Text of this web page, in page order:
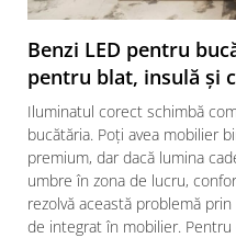
Benzi LED pentru
pentru blat, insulă și
Iluminatul corect schimbă
bucătăria. Poți avea mobilier
premium, dar dacă lumina
umbre în zona de lucru,
rezolvă această problemă
de integrat în mobilier. Pentru